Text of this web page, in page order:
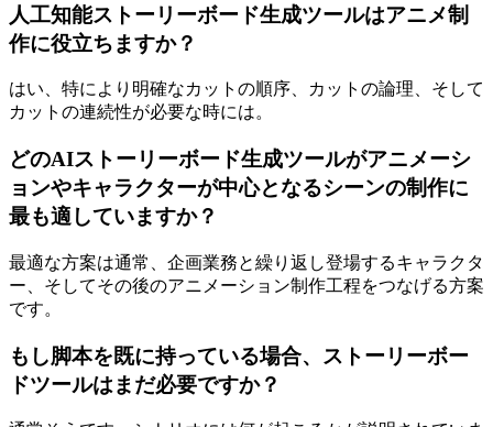
人工知能ストーリーボード生成ツールはアニメ制
作に役立ちますか？
はい、特により明確なカットの順序、カットの論理、そして
カットの連続性が必要な時には。
どのAIストーリーボード生成ツールがアニメーシ
ョンやキャラクターが中心となるシーンの制作に
最も適していますか？
最適な方案は通常、企画業務と繰り返し登場するキャラクタ
ー、そしてその後のアニメーション制作工程をつなげる方案
です。
もし脚本を既に持っている場合、ストーリーボー
ドツールはまだ必要ですか？